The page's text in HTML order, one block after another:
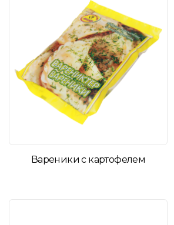
Вареники с картофелем